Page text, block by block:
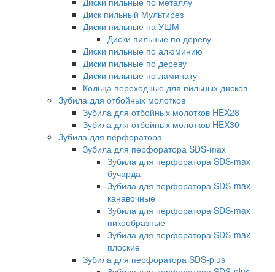
Диск пильный Мультирез
Диски пильные на УШМ
Диски пильные по дереву
Диски пильные по алюминию
Диски пильные по дереву
Диски пильные по ламинату
Кольца переходные для пильных дисков
Зубила для отбойных молотков
Зубила для отбойных молотков HEX28
Зубила для отбойных молотков HEX30
Зубила для перфоратора
Зубила для перфоратора SDS-max
Зубила для перфоратора SDS-max
бучарда
Зубила для перфоратора SDS-max
канавочные
Зубила для перфоратора SDS-max
пикообразные
Зубила для перфоратора SDS-max
плоские
Зубила для перфоратора SDS-plus